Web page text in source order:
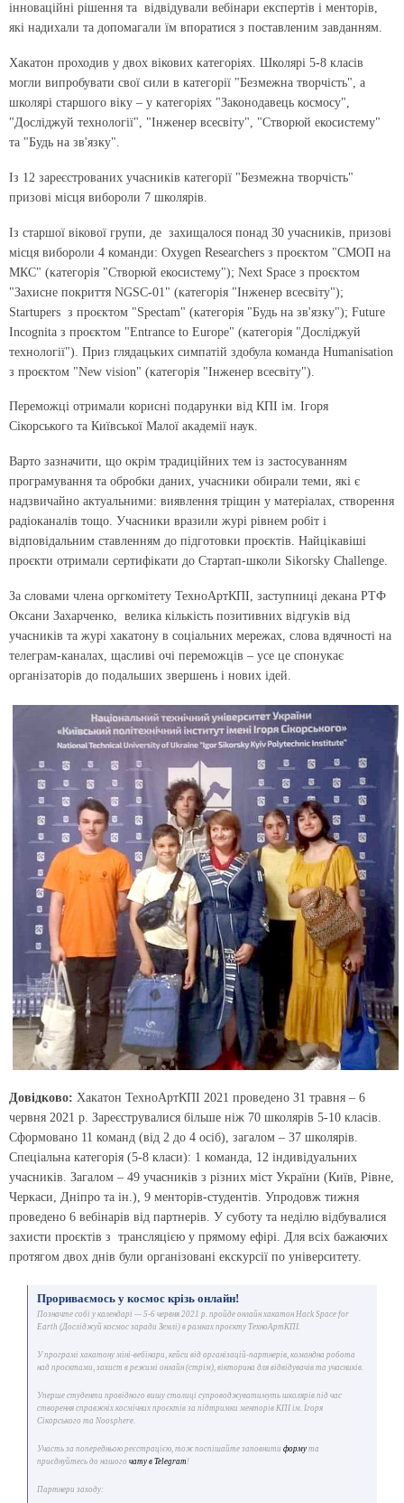
інноваційні рішення та відвідували вебінари експертів і менторів,
які надихали та допомагали їм впоратися з поставленим завданням.
Хакатон проходив у двох вікових категоріях. Школярі 5-8 класів
могли випробувати свої сили в категорії "Безмежна творчість", а
школярі старшого віку – у категоріях "Законодавець космосу",
"Досліджуй технології", "Інженер всесвіту", "Створюй екосистему"
та "Будь на зв'язку".
Із 12 зареєстрованих учасників категорії "Безмежна творчість"
призові місця вибороли 7 школярів.
Із старшої вікової групи, де захищалося понад 30 учасників, призові
місця вибороли 4 команди: Oxygen Researchers з проєктом "СМОП на
МКС" (категорія "Створюй екосистему"); Next Space з проєктом
"Захисне покриття NGSC-01" (категорія "Інженер всесвіту");
Startupers з проєктом "Spectam" (категорія "Будь на зв'язку"); Future
Incognita з проєктом "Entrance to Europe" (категорія "Досліджуй
технології"). Приз глядацьких симпатій здобула команда Humanisation
з проєктом "New vision" (категорія "Інженер всесвіту").
Переможці отримали корисні подарунки від КПІ ім. Ігоря
Сікорського та Київської Малої академії наук.
Варто зазначити, що окрім традиційних тем із застосуванням
програмування та обробки даних, учасники обирали теми, які є
надзвичайно актуальними: виявлення тріщин у матеріалах, створення
радіоканалів тощо. Учасники вразили журі рівнем робіт і
відповідальним ставленням до підготовки проєктів. Найцікавіші
проєкти отримали сертифікати до Стартап-школи Sikorsky Challenge.
За словами члена оргкомітету ТехноАртКПІ, заступниці декана РТФ
Оксани Захарченко, велика кількість позитивних відгуків від
учасників та журі хакатону в соціальних мережах, слова вдячності на
телеграм-каналах, щасливі очі переможців – усе це спонукає
організаторів до подальших звершень і нових ідей.
Довідково: Хакатон ТехноАртКПІ 2021 проведено З1 травня – 6
червня 2021 р. Зареєструвалися більше ніж 70 школярів 5-10 класів.
Сформовано 11 команд (від 2 до 4 осіб), загалом – 37 школярів.
Спеціальна категорія (5-8 класи): 1 команда, 12 індивідуальних
учасників. Загалом – 49 учасників з різних міст України (Київ, Рівне,
Черкаси, Дніпро та ін.), 9 менторів-студентів. Упродовж тижня
проведено 6 вебінарів від партнерів. У суботу та неділю відбувалися
захисти проєктів з трансляцією у прямому ефірі. Для всіх бажаючих
протягом двох днів були організовані екскурсії по університету.
Прориваємось у космос крізь онлайн!
Позначте собі у календарі — 5-6 червня 2021 р. пройде онлайн хакатон Hack Space for
Earth (Досліджуй космос заради Землі) в рамках проєкту ТехноАртКПІ.
У програмі хакатону міні-вебінари, кейси від організацій-партнерів, командна робота
над проєктами, захист в режимі онлайн (стрім), вікторина для відвідувачів та учасників.
Уперше студенти провідного вишу столиці супроводжуватимуть школярів під час
створення справжніх космічних проєктів за підтримки менторів КПІ ім. Ігоря
Сікорського та Noosphere.
Участь за попередньою реєстрацією, тож поспішайте заповнити форму та
приєднуйтесь до нашого чату в Telegram !
Партнери заходу: